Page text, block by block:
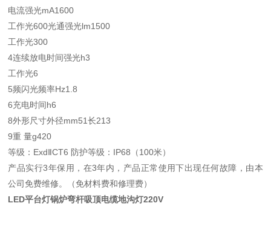
电流强光mA1600
工作光600光通强光lm1500
工作光300
4连续放电时间强光h3
工作光6
5频闪光频率Hz1.8
6充电时间h6
8外形尺寸外径mm51长213
9重 量g420
等级：ExdⅡCT6 防护等级：IP68（100米）
产品实行3年保用，在3年内，产品正常使用下出现任何故障，由本
公司免费维修。（免材料费和修理费）
LED平台灯锅炉弯杆吸顶电缆地沟灯220V